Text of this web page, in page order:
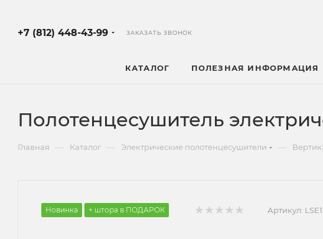
+7 (812) 448-43-99 ЗАКАЗАТЬ ЗВОНОК
КАТАЛОГ ПОЛЕЗНАЯ ИНФОРМАЦИЯ
Полотенцесушитель
Главная — Каталог — Электрические полотенцесушители —
Новинка + штора в ПОДАРОК Артикул: